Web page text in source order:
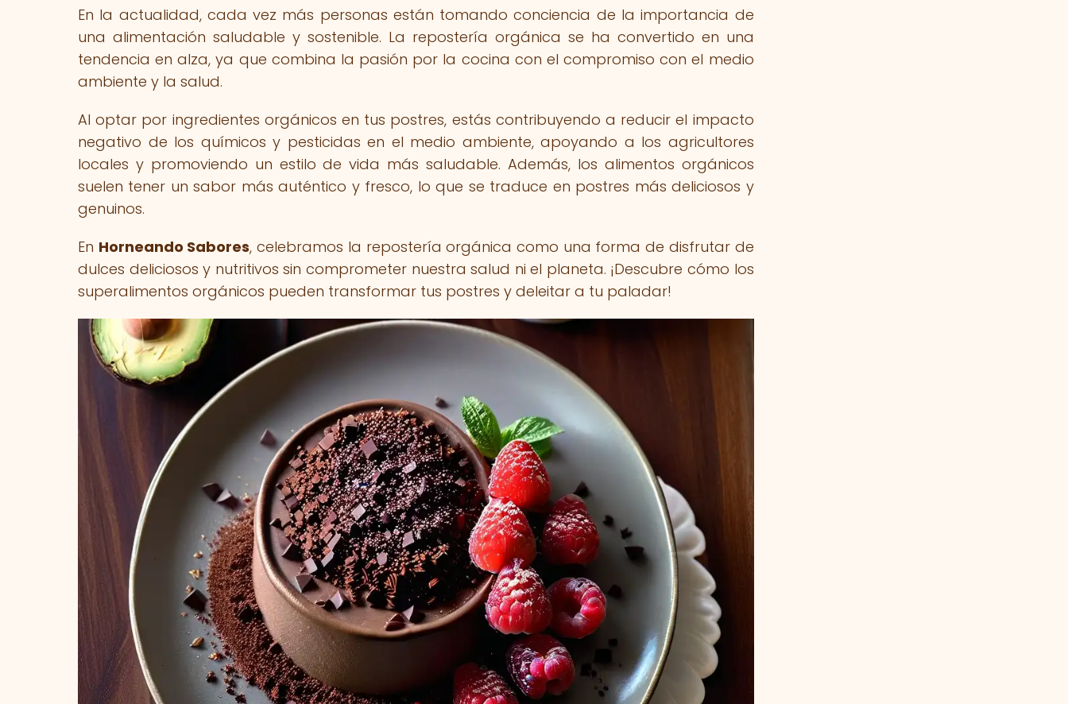
En la actualidad, cada vez más personas están tomando conciencia de la importancia de
una alimentación saludable y sostenible. La repostería orgánica se ha convertido en una
tendencia en alza, ya que combina la pasión por la cocina con el compromiso con el medio
ambiente y la salud.
Al optar por ingredientes orgánicos en tus postres, estás contribuyendo a reducir el impacto
negativo de los químicos y pesticidas en el medio ambiente, apoyando a los agricultores
locales y promoviendo un estilo de vida más saludable. Además, los alimentos orgánicos
suelen tener un sabor más auténtico y fresco, lo que se traduce en postres más deliciosos y
genuinos.
En Horneando Sabores, celebramos la repostería orgánica como una forma de disfrutar de
dulces deliciosos y nutritivos sin comprometer nuestra salud ni el planeta. ¡Descubre cómo los
superalimentos orgánicos pueden transformar tus postres y deleitar a tu paladar!